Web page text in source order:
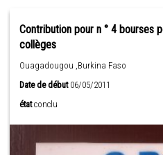
Contribution pour n ° 4 bourses
collèges
Ouagadougou ,Burkina Faso
Date de début06/05/2011
état conclu